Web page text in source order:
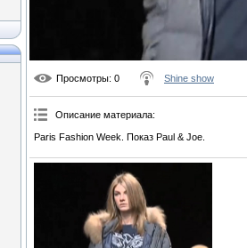
Просмотры: 0 Shine show
Описание материала:
Paris Fashion Week. Показ Paul & Joe.